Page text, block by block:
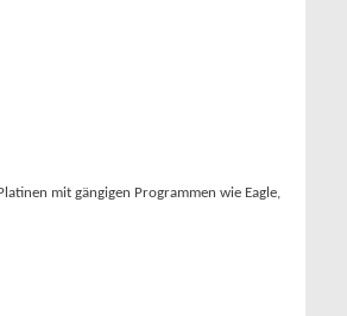
mit gängigen Programmen wie Eagle,